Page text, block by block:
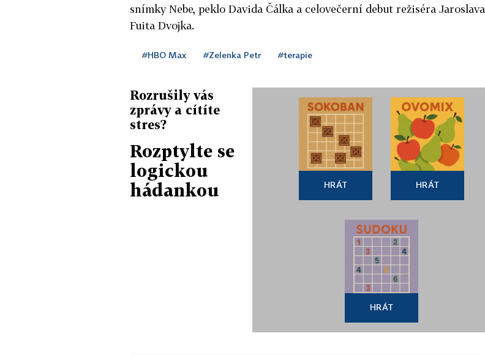
snímky Nebe, peklo Davida Čálka a celovečerní debut režiséra Jaroslava
Fuita Dvojka.
#HBO Max #Zelenka Petr #terapie
Rozrušily vás
zprávy a cítíte
stres?
Rozptylte se
logickou
hádankou
HRÁT HRÁT
HRÁT